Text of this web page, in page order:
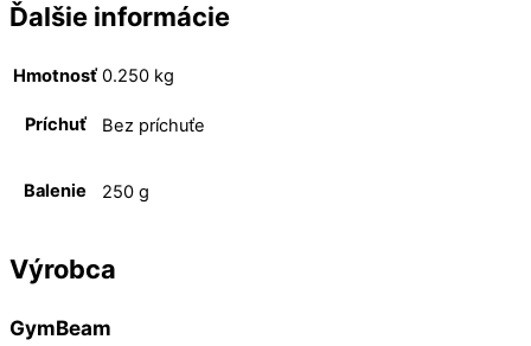
Ďalšie informácie
Hmotnosť 0.250 kg
Príchuť Bez príchuťe
Balenie 250 g
Výrobca
GymBeam